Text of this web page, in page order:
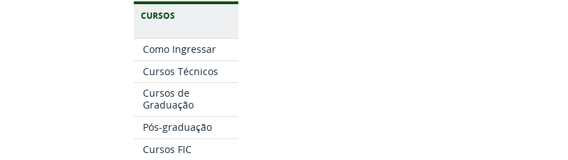
CURSOS
Como Ingressar
Cursos Técnicos
Cursos de
Graduação
Pós-graduação
Cursos FIC